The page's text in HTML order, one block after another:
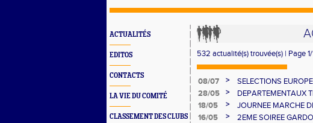
ACTUALITÉS
EDITOS
CONTACTS
LA VIE DU COMITÉ
CLASSEMENT DES CLUBS
532 actualité(s) trouvée(s) | Page 1/
08/07 >
SELECTIONS EUROPE
28/05
>
DEPARTEMENTAUX
18/05
>
JOURNEE MARCHE
16/05
>
2EME SOIREE